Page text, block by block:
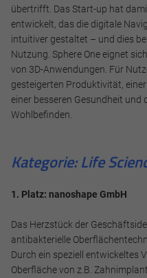
übertrifft. Das Start-up hat
entwickelt, das die digitale
intuitiver gestaltet – und dies
Nutzung. Sphere One eignet
von 3D-Anwendungen. Für
gesteigerten Produktivität,
einer besseren Gesundheit und
Wohlbefinden.
Kategorie: Life
1. Platz: nanoshape GmbH
Das Herzstück der
antibakterielle
Durch ein speziell entwickeltes
Oberfläche von z.B.